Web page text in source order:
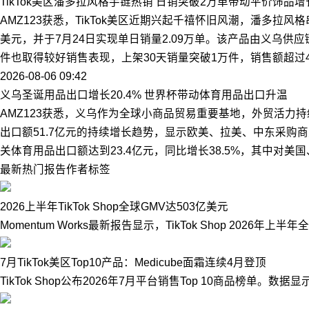
AMZ123获悉，TikTok美区近期兴起千禧怀旧风潮，潘多拉风
美元，并于7月24日实现单日销量2.09万单。该产品由义乌供
件也取得较好销售表现，上架30天销量突破1万件，销售额超
2026-08-06 09:42
义乌圣诞用品出口增长20.4% 世界杯带动体育用品出口升温
AMZ123获悉，义乌作为全球小商品贸易重要基地，外贸活力
出口额51.7亿元的持续增长趋势，显示欧美、拉美、中东采购
关体育用品出口额达到23.4亿元，同比增长38.5%，其中对美
最新热门 报告作者标签
2026上半年TikTok Shop全球GMV达503亿美元
Momentum Works最新报告显示，TikTok Shop 2026年上半
7月TikTok美区Top10产品：Medicube面霜连续4月登顶
TikTok Shop公布2026年7月平台销售Top 10商品榜单。数据